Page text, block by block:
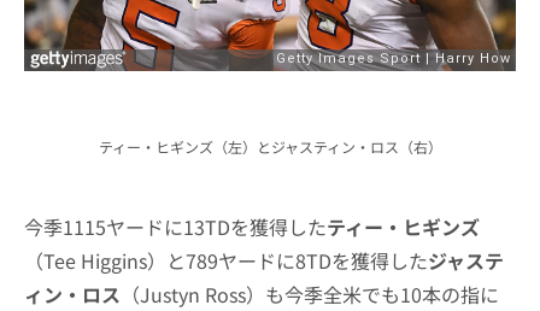
ティー・ヒギンズ（左）とジャスティン・ロス（右）
今季1115ヤードに13TDを獲得したティー・ヒギンズ
（Tee Higgins）と789ヤードに8TDを獲得したジャステ
ィン・ロス （Justyn Ross）も今季全米でも10本の指に